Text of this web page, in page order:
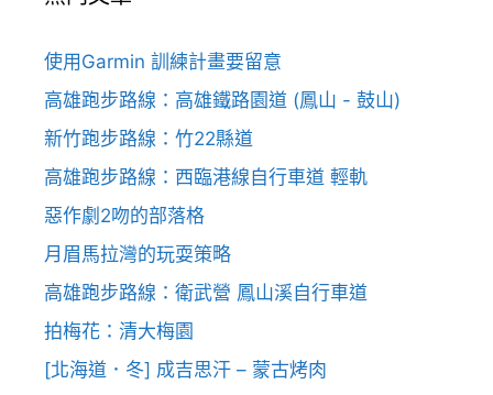
使用Garmin 訓練計畫要留意
高雄跑步路線：高雄鐵路園道 (鳳山 - 鼓山)
新竹跑步路線：竹22縣道
高雄跑步路線：西臨港線自行車道 輕軌
惡作劇2吻的部落格
月眉馬拉灣的玩耍策略
高雄跑步路線：衛武營 鳳山溪自行車道
拍梅花：清大梅園
[北海道．冬] 成吉思汗 – 蒙古烤肉